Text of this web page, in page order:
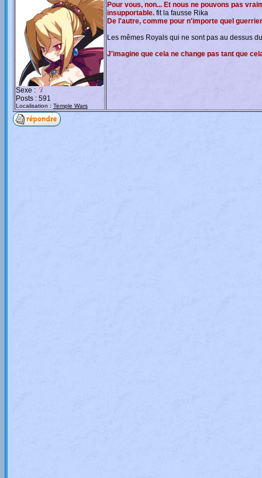
Sexe :
Posts : 591
Localisation : Temple Wars
Pour vous, non... Et nous ne pouvons pas
insupportable. fit la fausse Rika
De l'autre, comme pour n'importe quel
Les mêmes Royals qui ne sont pas au dessus
J'imagine que cela ne change pas tant que